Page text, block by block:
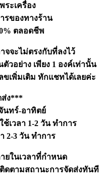
ะเครื่อง
รของทางร้าน
ตลอดชีพ
จจะไม่ตรงกับที่ลงไว้
วอย่าง เพียง 1 องค์เท่านั้น
เพิ่มเติม ทักแชทได้เลยค่ะ
ง***
นทร์-อาทิตย์
เวลา 1-2 วัน ทำการ
2-3 วัน ทำการ
ยในเวลาที่กำหนด
ดตามสถานะการจัดส่งทันที